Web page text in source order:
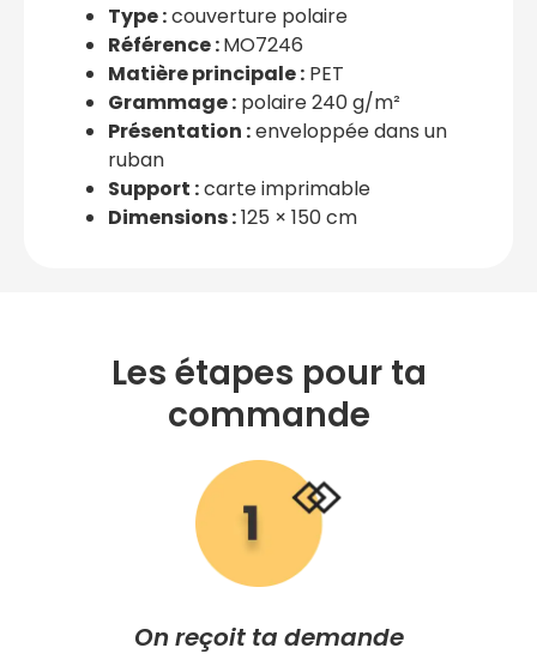
Type :couverture polaire
Référence :MO7246
Matière principale : PET
Grammage : polaire 240 g/m²
Présentation :enveloppée dans un
ruban
Support :carte imprimable
Dimensions :125 × 150 cm
Les étapes pour ta
commande
On reçoit ta demande